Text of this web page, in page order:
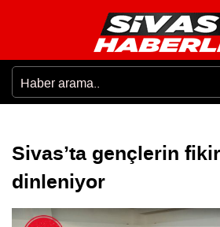
Sivas’ta gençlerin
dinleniyor